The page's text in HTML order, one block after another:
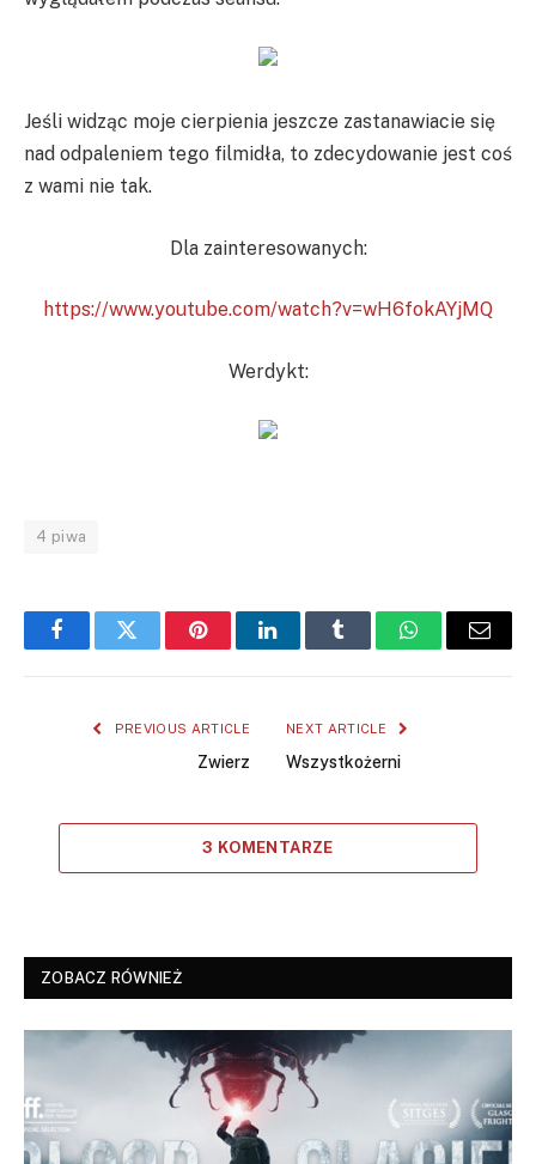
Jeśli widząc moje cierpienia jeszcze zastanawiacie się
nad odpaleniem tego filmidła, to zdecydowanie jest coś
z wami nie tak.
Dla zainteresowanych:
https://www.youtube.com/watch?v=wH6fokAYjMQ
Werdykt:
4 piwa
FacebookTwitter PinterestLinkedInTumblr WhatsAppEmail
PREVIOUS ARTICLE
Zwierz
NEXT ARTICLE
Wszystkożerni
3 KOMENTARZE
ZOBACZ RÓWNIEŻ